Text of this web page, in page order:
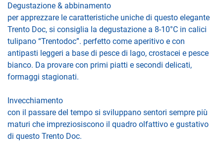
Degustazione & abbinamento
per apprezzare le caratteristiche uniche di questo elegante
Trento Doc, si consiglia la degustazione a 8-10°C in calici
tulipano “Trentodoc”. perfetto come aperitivo e con
antipasti leggeri a base di pesce di lago, crostacei e pesce
bianco. Da provare con primi piatti e secondi delicati,
formaggi stagionati.
Invecchiamento
con il passare del tempo si sviluppano sentori sempre più
maturi che impreziosiscono il quadro olfattivo e gustativo
di questo Trento Doc.